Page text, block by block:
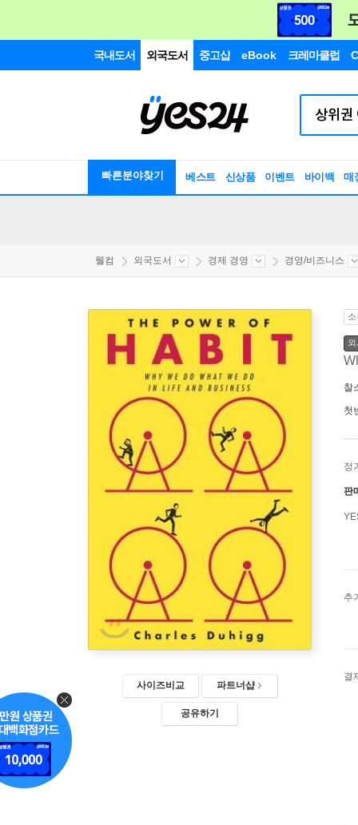
국내도서 외국도서 중고샵 eBook 크레마클럽
빠른분야찾기 베스트 신상품 이벤트 바이백 매
웰컴 외국도서 경제 경영 경영/비즈니스
사이즈비교 파트너샵
공유하기
찰
첫
정
판
추
결